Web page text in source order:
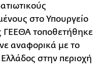
στο Υπουργείο
ΓΕΕΘΑ τοποθετήθηκε
αναφορικά με το
στην περιοχή